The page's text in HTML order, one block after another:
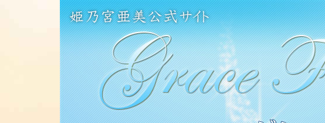
姫乃宮亜美公式サイト～Grace Fountain～
グレースファウンテン